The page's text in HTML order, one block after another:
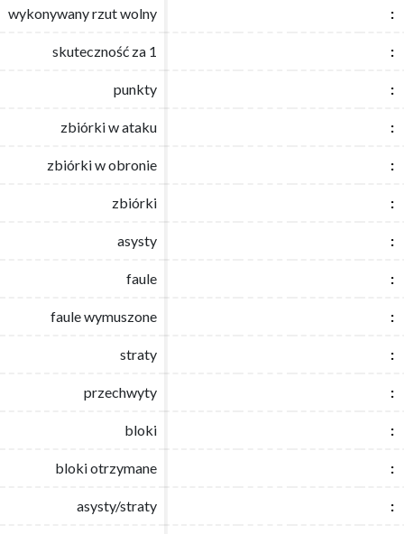
wykonywany rzut wolny :
skuteczność za 1 :
punkty :
zbiórki w ataku :
zbiórki w obronie :
zbiórki :
asysty :
faule :
faule wymuszone :
straty :
przechwyty :
bloki :
bloki otrzymane :
asysty/straty :
wykonywany rzut wolny :
skuteczność za 1 :
punkty :
zbiórki w ataku :
zbiórki w obronie :
zbiórki :
asysty :
faule :
faule wymuszone :
straty :
przechwyty :
bloki :
bloki otrzymane :
asysty/straty :